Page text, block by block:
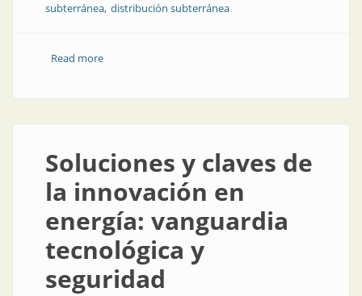
subterránea distribución subterránea
Read moreabout Gabinetes de acometida subterránea de PRFV
Soluciones y claves de
la innovación en
energía: vanguardia
tecnológica y
seguridad